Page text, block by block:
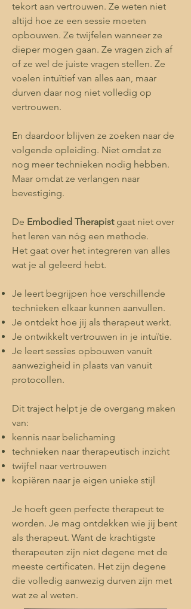
tekort aan vertrouwen. Ze weten niet
altijd hoe ze een sessie moeten
opbouwen. Ze twijfelen wanneer ze
dieper mogen gaan. Ze vragen zich af
of ze wel de juiste vragen stellen. Ze
voelen intuïtief van alles aan, maar
durven daar nog niet volledig op
vertrouwen.
En daardoor blijven ze zoeken naar de
volgende opleiding. Niet omdat ze
nog meer technieken nodig hebben.
Maar omdat ze verlangen naar
bevestiging.
De Embodied Therapistgaat niet over
het leren van nóg een methode.
Het gaat over het integreren van alles
wat je al geleerd hebt.
Je leert begrijpen hoe verschillende
technieken elkaar kunnen aanvullen.
Je ontdekt hoe jij als therapeut werkt.
Je ontwikkelt vertrouwen in je intuïtie.
Je leert sessies opbouwen vanuit
aanwezigheid in plaats van vanuit
protocollen.
Dit traject helpt je de overgang maken
van:
kennis naar belichaming
technieken naar therapeutisch inzicht
twijfel naar vertrouwen
kopiëren naar je eigen unieke stijl
Je hoeft geen perfecte therapeut te
worden. Je mag ontdekken wie jij bent
als therapeut. Want de krachtigste
therapeuten zijn niet degene met de
meeste certificaten. Het zijn degene
die volledig aanwezig durven zijn met
wat ze al weten.